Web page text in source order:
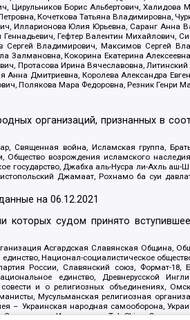
Цирульников Борис Альбертович,
Кочеткова Татьяна Владимировна,
Илларионова Юлия Юрьевна, Саранг Анна
Гефтер Валентин Михайлович,
Владимирович, Максимов Сергей
Залмановна, Кокорина Екатерина
Протасова Ирина Вячеславовна,
Дмитриевна, Королева Александра
Полякова Мара Федоровна, Резник Генри
организаций, признанных в
война, Исламская группа,
Общество возрождения исламского
государство, Джабха аль-Нусра ли-Ахль
Джамаат, Рохнамо ба суи
на06.12.2021
судом принято
Асгардская Славянская Община,
Национал-социалистическое
России, Славянский союз, Формат-
единство, Древнерусской
и о религиозных объединениях,
Мусульманская религиозная
– Украинская народная самооборона,
Инициатива, TulaSkins,